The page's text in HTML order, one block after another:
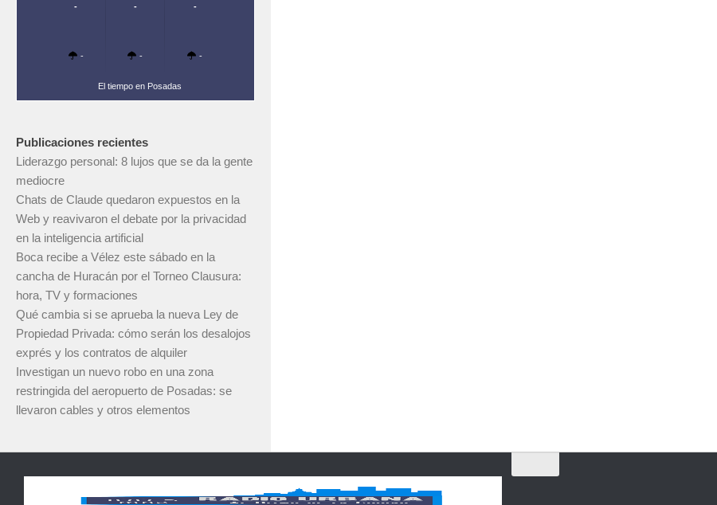
-
-
-
-
-
-
El tiempo en Posadas
Publicaciones recientes
Liderazgo personal: 8 lujos que se da la gente
mediocre
Chats de Claude quedaron expuestos en la
Web y reavivaron el debate por la privacidad
en la inteligencia artificial
Boca recibe a Vélez este sábado en la
cancha de Huracán por el Torneo Clausura:
hora, TV y formaciones
Qué cambia si se aprueba la nueva Ley de
Propiedad Privada: cómo serán los desalojos
exprés y los contratos de alquiler
Investigan un nuevo robo en una zona
restringida del aeropuerto de Posadas: se
llevaron cables y otros elementos